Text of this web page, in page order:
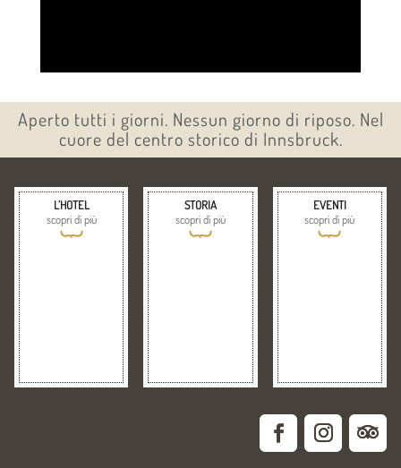
Aperto tutti i giorni. Nessun giorno di riposo. Nel
cuore del centro storico di Innsbruck.
L’HOTEL
scopri di più
{
STORIA
scopri di più
{
EVENTI
scopri di più
{